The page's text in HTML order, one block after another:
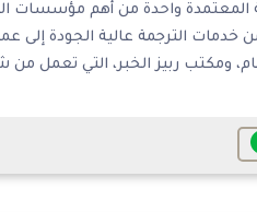
المعتمدة واحدة من أهم مؤسسات
خدمات الترجمة عالية الجودة إلى
ومكتب ربيز الخبر، التي تعمل